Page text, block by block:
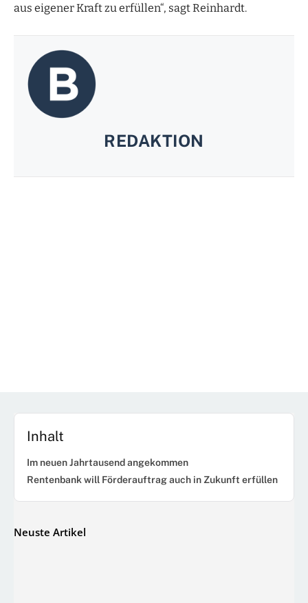
aus eigener Kraft zu erfüllen“, sagt Reinhardt.
REDAKTION
Inhalt
Im neuen Jahrtausend angekommen
Rentenbank will Förderauftrag auch in Zukunft erfüllen
Neuste Artikel